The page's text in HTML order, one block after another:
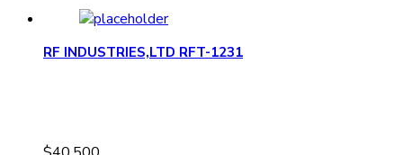
RF INDUSTRIES,LTD RFT-1231